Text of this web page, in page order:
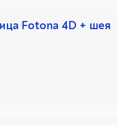
Fotona 4D + шея